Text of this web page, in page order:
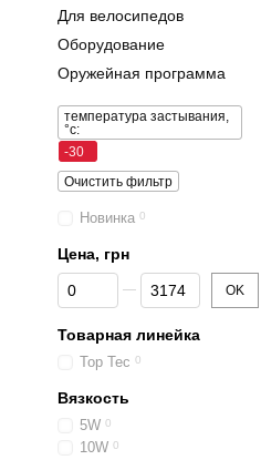
Для велосипедов
Оборудование
Оружейная программа
температура застывания,
°c:
-30
Очистить фильтр
Новинка 0
Цена, грн
От Цена, грн
До Цена, грн OK
Товарная линейка
Top Tec 0
Вязкость
5W 0
10W 0